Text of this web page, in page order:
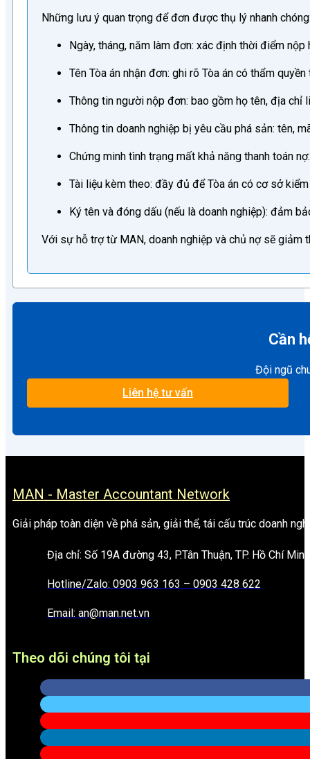
Những lưu ý quan trọng để đơn được thụ lý nhanh
Ngày, tháng, năm làm đơn: xác định thời điểm nộp
Tên Tòa án nhận đơn: ghi rõ Tòa án có thẩm
Thông tin người nộp đơn: bao gồm họ tên, địa chỉ
Thông tin doanh nghiệp bị yêu cầu phá sản: tên,
Chứng minh tình trạng mất khả năng thanh toán
Tài liệu kèm theo: đầy đủ để Tòa án có cơ sở
Ký tên và đóng dấu (nếu là doanh nghiệp): đảm
Với sự hỗ trợ từ MAN, doanh nghiệp và chủ nợ sẽ
Cần
Đội ngũ
Liên hệ tư vấn
MAN - Master Accountant Network
Giải pháp toàn diện về phá sản, giải thể, tái cấu trúc doanh
Địa chỉ: Số 19A đường 43, P.Tân Thuận, TP. Hồ Chí Minh
Hotline/Zalo: 0903 963 163 – 0903 428 622
Email: an@man.net.vn
Theo dõi chúng tôi tại